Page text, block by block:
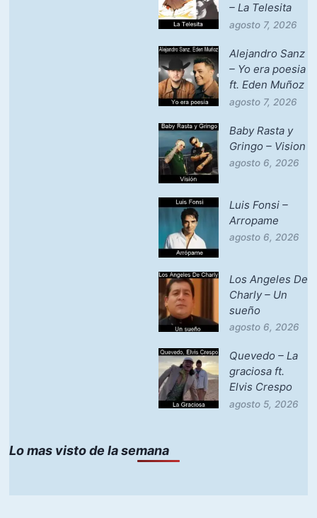
– La Telesita
agosto 7, 2026
Alejandro Sanz
– Yo era poesia
ft. Eden Muñoz
agosto 7, 2026
Baby Rasta y
Gringo – Vision
agosto 6, 2026
Luis Fonsi –
Arropame
agosto 6, 2026
Los Angeles De
Charly – Un
sueño
agosto 6, 2026
Quevedo – La
graciosa ft.
Elvis Crespo
agosto 5, 2026
Lo mas visto de la semana